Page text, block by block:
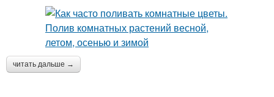
читать дальше →